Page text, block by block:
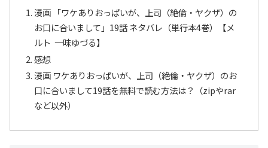
漫画 「ワケありおっぱいが、上司（絶倫・ヤクザ）の
お口に合いまして」19話 ネタバレ（単行本4巻）【メ
ルト 一味ゆづる】
感想
漫画 ワケありおっぱいが、上司（絶倫・ヤクザ）のお
口に合いまして19話を無料で読む方法は？（zipやrar
など以外）